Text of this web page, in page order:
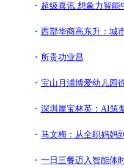
超级喜讯 想象力智能中高考
西部华商高东升：城
所贵功业昌
宝山月浦博爱幼儿园徐莉芳：
深圳屋宝林英：AI筑
马文梅：从全职妈妈
一日三餐迈入智能体时代：爱餐